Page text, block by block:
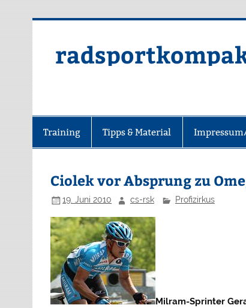
Training Tipps & Material
Ciolek vor Absprung zu
19. Juni 2010 cs-rsk Profizirkus
Milram-Sprinter